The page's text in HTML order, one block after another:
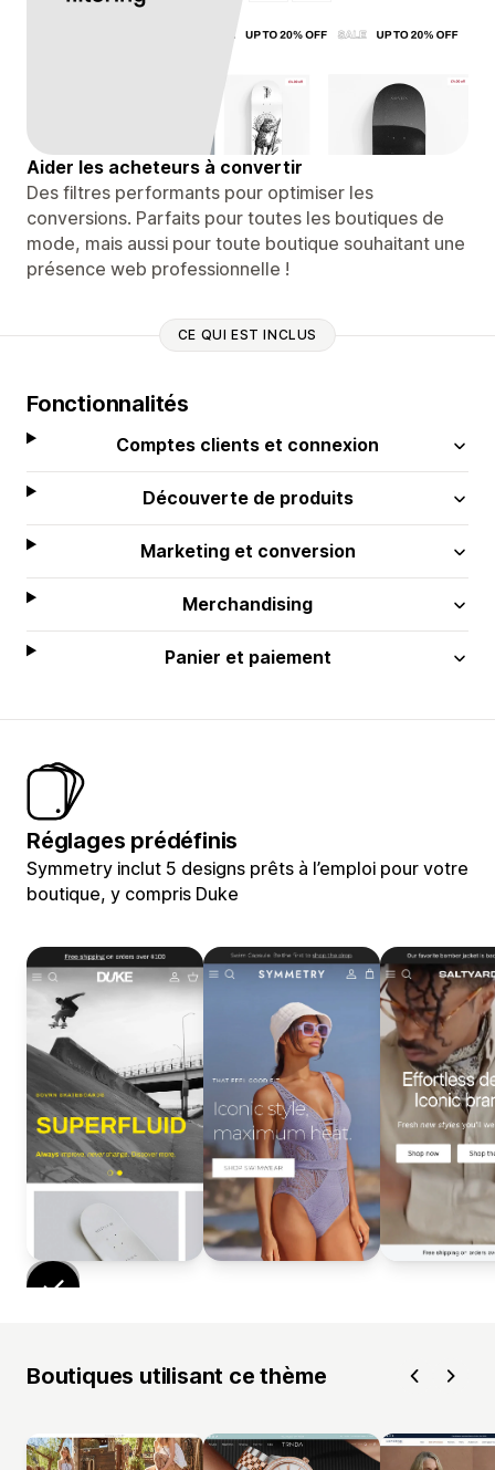
Aider les acheteurs à convertir
Des filtres performants pour optimiser les
conversions. Parfaits pour toutes les boutiques de
mode, mais aussi pour toute boutique souhaitant une
présence web professionnelle !
CE QUI EST INCLUS
Fonctionnalités
Comptes clients et connexion
Découverte de produits
Marketing et conversion
Merchandising
Panier et paiement
Réglages prédéfinis
Symmetry inclut 5 designs prêts à l’emploi pour votre
boutique, y compris Duke
Boutiques utilisant ce thème